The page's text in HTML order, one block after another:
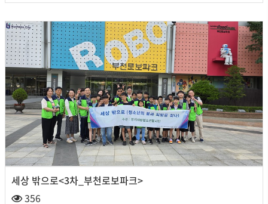
세상 밖으로<3차_부천로보파크>
356